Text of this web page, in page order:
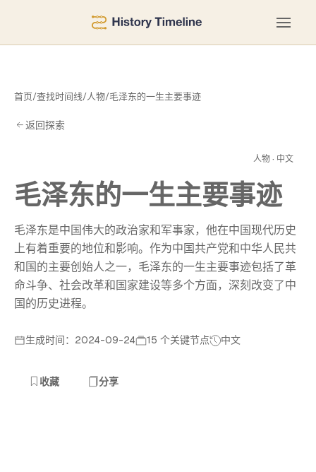
首页/查找时间线/人物/毛泽东的一生主要事迹
返回探索
人物 · 中文
毛泽东的一生主要事迹
毛泽东是中国伟大的政治家和军事家，他在中国现代历史
上有着重要的地位和影响。作为中国共产党和中华人民共
和国的主要创始人之一，毛泽东的一生主要事迹包括了革
命斗争、社会改革和国家建设等多个方面，深刻改变了中
国的历史进程。
生成时间：2024-09-24 15 个关键节点 中文
收藏 分享